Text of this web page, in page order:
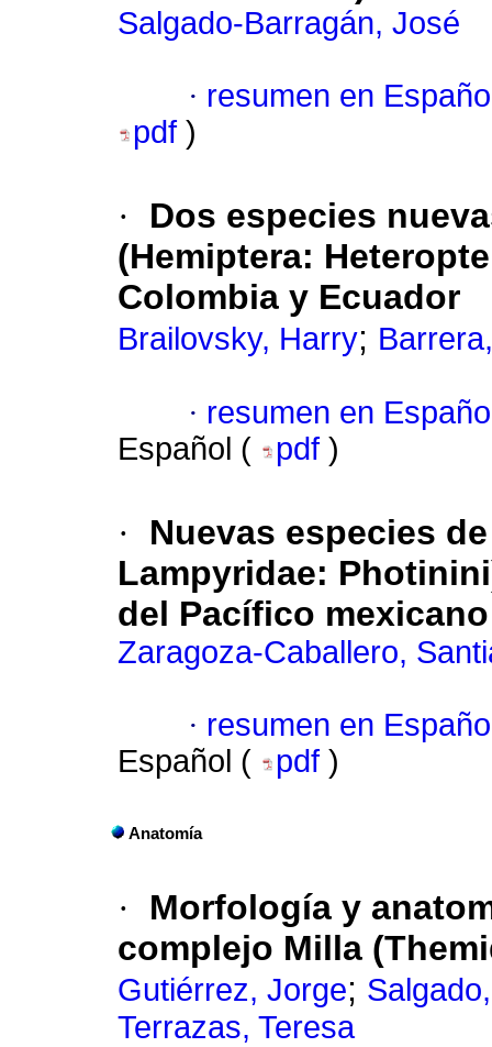
Salgado-Barragán, José
· resumen en
pdf )
·
Dos especies
(Hemiptera:
Colombia y Ecuador
Brailovsky, Harry;
· resumen en
Español (
pdf )
·
Nuevas especies
Lampyridae:
del Pacífico mexicano
Zaragoza-Caballero,
· resumen en
Español (
pdf )
Anatomía
·
Morfología y
complejo Milla
Gutiérrez, Jorge;
Terrazas, Teresa